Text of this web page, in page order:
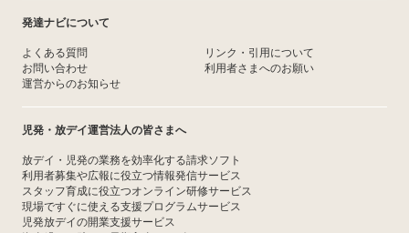
発達ナビについて
よくある質問
お問い合わせ
運営からのお知らせ
リンク・引用について
利用者さまへのお願い
児発・放デイ運営法人の皆さまへ
放デイ・児発の業務を効率化する請求ソフト
利用者募集や広報に役立つ情報発信サービス
スタッフ育成に役立つオンライン研修サービス
現場ですぐに使える支援プログラムサービス
児発放デイの開業支援サービス